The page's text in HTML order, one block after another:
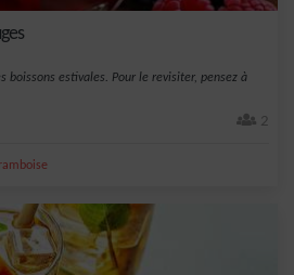
boissons estivales. Pour le revisiter, pensez à
2